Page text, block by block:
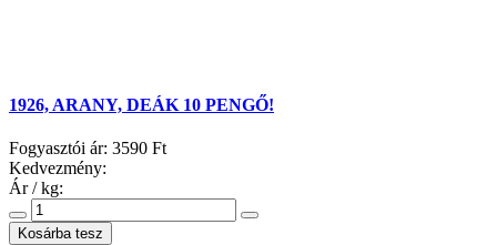
1926, ARANY, DEÁK 10 PENGŐ!
Fogyasztói ár: 3590 Ft
Kedvezmény:
Ár / kg: